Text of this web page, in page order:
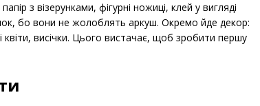
з візерунками, фігурні ножиці, клей у вигляді
бо вони не жолоблять аркуш. Окремо йде декор:
квіти, висічки. Цього вистачає, щоб зробити першу